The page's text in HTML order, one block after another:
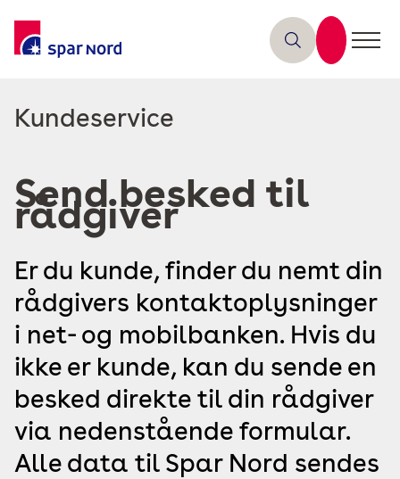
Læs
Kundeservice
Send besked til
rådgiver
Er du kunde, finder du nemt din
rådgivers kontaktoplysninger
i net- og mobilbanken. Hvis du
ikke er kunde, kan du sende en
besked direkte til din rådgiver
via nedenstående formular.
Alle data til Spar Nord sendes